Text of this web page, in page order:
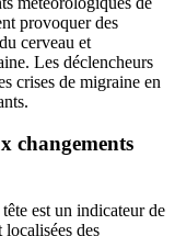
provoquer des
cerveau et
Les déclencheurs
crises de migraine en
changements
est un indicateur de
localisées des